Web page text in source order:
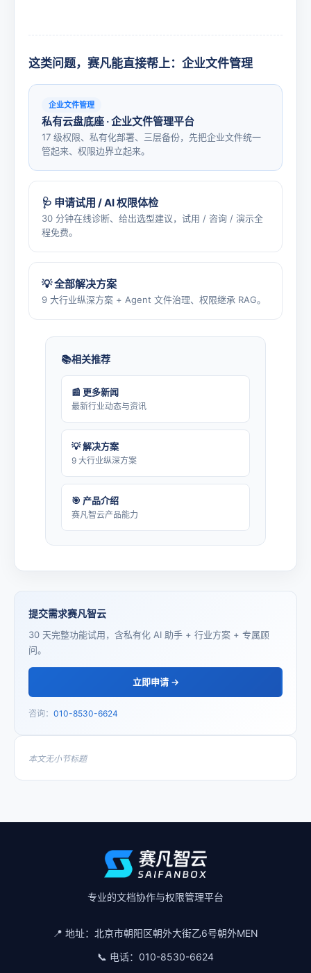
这类问题，赛凡能直接帮上：企业文件管理
企业文件管理
私有云盘底座 · 企业文件管理平台
17 级权限、私有化部署、三层备份，先把企业文件统一
管起来、权限边界立起来。
🩺 申请试用 / AI 权限体检
30 分钟在线诊断、给出选型建议，试用 / 咨询 / 演示全
程免费。
💡 全部解决方案
9 大行业纵深方案 + Agent 文件治理、权限继承 RAG。
相关推荐
📰 更多新闻
最新行业动态与资讯
💡 解决方案
9 大行业纵深方案
🎯 产品介绍
赛凡智云产品能力
提交需求赛凡智云
30 天完整功能试用，含私有化 AI 助手 + 行业方案 + 专属顾
问。
立即申请 →
咨询： 010-8530-6624
本文无小节标题
专业的文档协作与权限管理平台
📍 地址： 北京市朝阳区朝外大街乙6号朝外MEN
📞 电话： 010-8530-6624